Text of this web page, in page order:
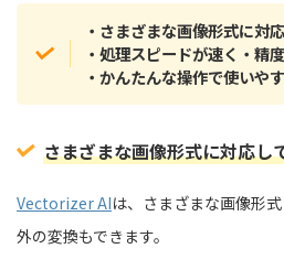
・さまざまな画像形式に対
・処理スピードが速く・精
・かんたんな操作で使いや
さまざまな画像形式に対応し
Vectorizer AIは、さまざまな画像形
外の変換もできます。